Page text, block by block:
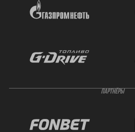
ПАРТНЁРЫ